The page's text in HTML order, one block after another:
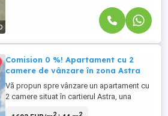
Comision 0 %! Apartament cu 2
camere de vânzare în zona Astra
Vă propun spre vânzare un apartament cu
2 camere situat în cartierul Astra, una
2 2